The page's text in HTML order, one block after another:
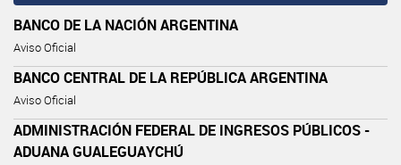
BANCO DE LA NACIÓN ARGENTINA
Aviso Oficial
BANCO CENTRAL DE LA REPÚBLICA ARGENTINA
Aviso Oficial
ADMINISTRACIÓN FEDERAL DE INGRESOS PÚBLICOS -
ADUANA GUALEGUAYCHÚ